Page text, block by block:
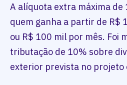
A alíquota extra máxima de
quem ganha a partir de R$
ou R$ 100 mil por mês. Foi
tributação de 10% sobre
exterior prevista no projeto